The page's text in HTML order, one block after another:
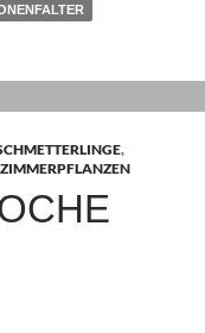
,
ZIMMERPFLANZEN